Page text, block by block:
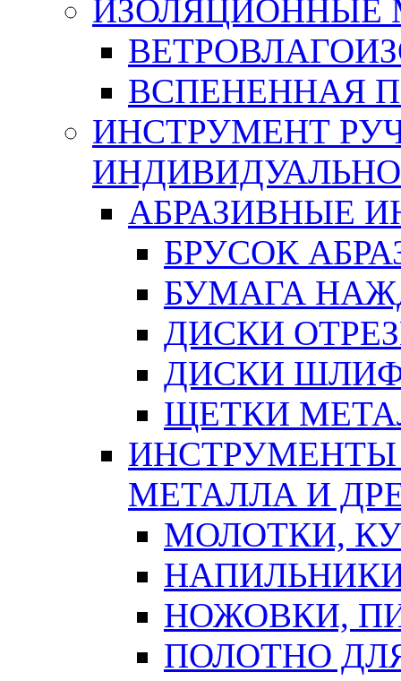
ИЗОЛЯЦИОННЫЕ
ВСПЕНЕННАЯ
ИНСТРУМЕНТ
АБРАЗИВНЫЕ
БРУСОК
БУМАГА
ДИСКИ
ДИСКИ
ЩЕТКИ
ИНСТРУМЕНТЫ
МЕТАЛЛА И
МОЛОТКИ,
НОЖОВКИ,
ПОЛОТНО